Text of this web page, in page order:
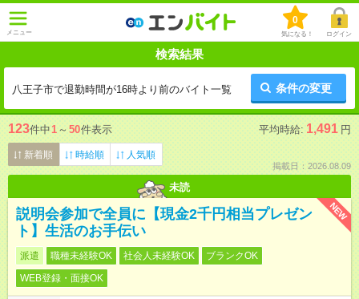
メニュー
0
気になる！ ログイン
検索結果
八王子市で退勤時間が16時より前のバイト一覧 条件の変更
123件中1 ～ 50件表示 平均時給: 1,491 円
新着順 時給順 人気順
掲載日：2026.08.09
未読
NEW
説明会参加で全員に【現金2千円相当プレゼン
ト】生活のお手伝い
派遣 職種未経験OK 社会人未経験OK
ブランクOK
WEB登録・面接OK